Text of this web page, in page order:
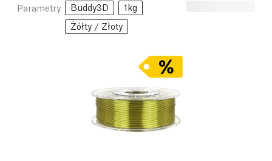
Parametry Buddy3D
1kg
Żółty / Złoty